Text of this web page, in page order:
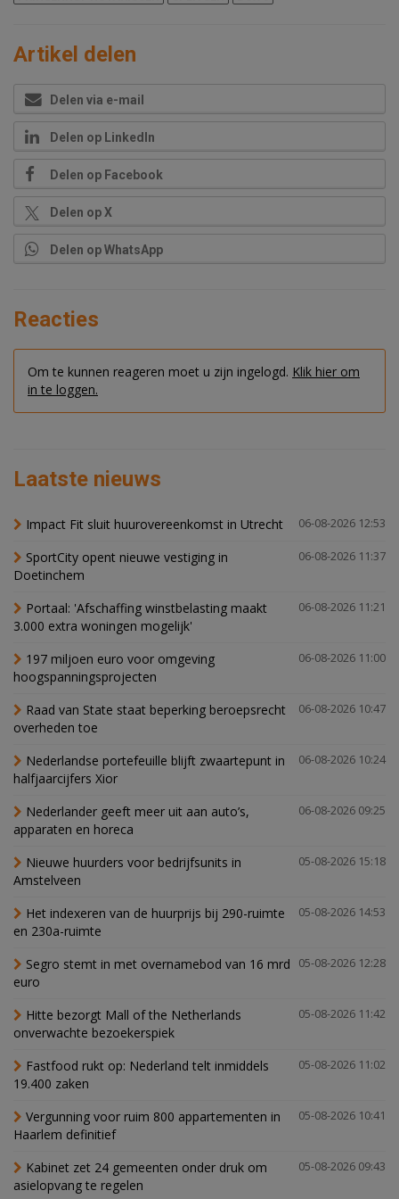
Artikel delen
Delen via e-mail
Delen op LinkedIn
Delen op Facebook
Delen op X
Delen op WhatsApp
Reacties
Om te kunnen reageren moet u zijn ingelogd. Klik hier om
in te loggen.
Laatste nieuws
06-08-2026 12:53
Impact Fit sluit huurovereenkomst in Utrecht
06-08-2026 11:37
SportCity opent nieuwe vestiging in
Doetinchem
06-08-2026 11:21
Portaal: 'Afschaffing winstbelasting maakt
3.000 extra woningen mogelijk'
06-08-2026 11:00
197 miljoen euro voor omgeving
hoogspanningsprojecten
06-08-2026 10:47
Raad van State staat beperking beroepsrecht
overheden toe
06-08-2026 10:24
Nederlandse portefeuille blijft zwaartepunt in
halfjaarcijfers Xior
06-08-2026 09:25
Nederlander geeft meer uit aan auto’s,
apparaten en horeca
05-08-2026 15:18
Nieuwe huurders voor bedrijfsunits in
Amstelveen
05-08-2026 14:53
Het indexeren van de huurprijs bij 290-ruimte
en 230a-ruimte
05-08-2026 12:28
Segro stemt in met overnamebod van 16 mrd
euro
05-08-2026 11:42
Hitte bezorgt Mall of the Netherlands
onverwachte bezoekerspiek
05-08-2026 11:02
Fastfood rukt op: Nederland telt inmiddels
19.400 zaken
05-08-2026 10:41
Vergunning voor ruim 800 appartementen in
Haarlem definitief
05-08-2026 09:43
Kabinet zet 24 gemeenten onder druk om
asielopvang te regelen